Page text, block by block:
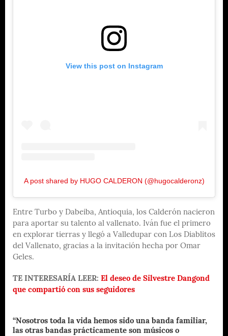
View this post on Instagram
A post shared by HUGO CALDERON (@hugocalderonz)
Entre Turbo y Dabeiba, Antioquia, los Calderón nacieron
para aportar su talento al vallenato. Iván fue el primero
en explorar tierras y llegó a Valledupar con Los Diablitos
del Vallenato, gracias a la invitación hecha por Omar
Geles.
TE INTERESARÍA LEER: El deseo de Silvestre Dangond
que compartió con sus seguidores
“Nosotros toda la vida hemos sido una banda familiar,
las otras bandas prácticamente son músicos o